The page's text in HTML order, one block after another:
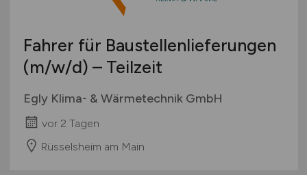
Fahrer für Baustellenlieferungen
(m/w/d) – Teilzeit
Egly Klima- & Wärmetechnik GmbH
vor 2 Tagen
Rüsselsheim am Main